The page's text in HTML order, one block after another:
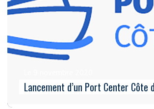
Lancement d’un Port Center Côte